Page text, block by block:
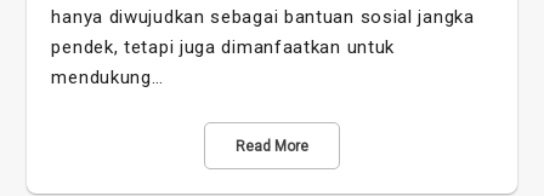
hanya diwujudkan sebagai bantuan sosial jangka
pendek, tetapi juga dimanfaatkan untuk
mendukung…
Read More